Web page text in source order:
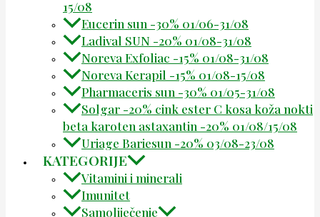
15/08
Eucerin sun -30% 01/06-31/08
Ladival SUN -20% 01/08-31/08
Noreva Exfoliac -15% 01/08-31/08
Noreva Kerapil -15% 01/08-15/08
Pharmaceris sun -30% 01/05-31/08
Solgar -20% cink ester C kosa koža nokti
beta karoten astaxantin -20% 01/08/15/08
Uriage Bariesun -20% 03/08-23/08
KATEGORIJE
Vitamini i minerali
Imunitet
Samoliječenje